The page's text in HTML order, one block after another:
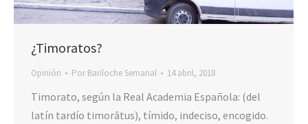
¿Timoratos?
Opinión Por Bariloche Semanal 14 abril, 2018
Timorato, según la Real Academia Española: (del
latín tardío timorātus), tímido, indeciso, encogido.